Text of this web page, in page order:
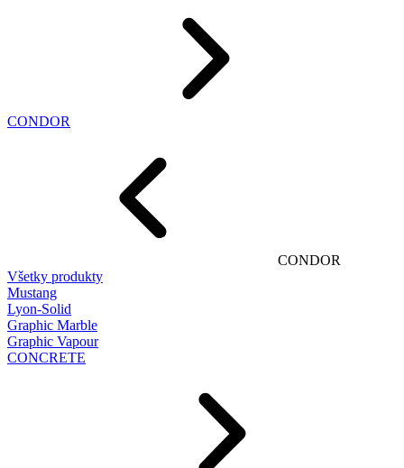
CONDOR
CONDOR
Všetky produkty
Mustang
Lyon-Solid
Graphic Marble
Graphic Vapour
CONCRETE